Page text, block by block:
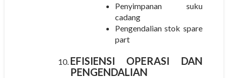
Penyimpanan suku
cadang
Pengendalian stok spare
part
EFISIENSI OPERASI DAN
PENGENDALIAN